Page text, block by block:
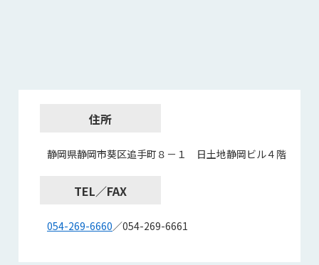
住所
静岡県静岡市葵区追手町８－１ 日土地静岡ビル４階
TEL／FAX
054-269-6660／054-269-6661